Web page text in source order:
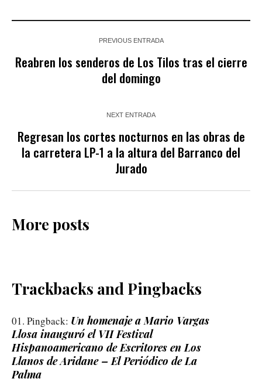
PREVIOUS ENTRADA
Reabren los senderos de Los Tilos tras el cierre
del domingo
NEXT ENTRADA
Regresan los cortes nocturnos en las obras de
la carretera LP-1 a la altura del Barranco del
Jurado
More posts
Trackbacks and Pingbacks
Pingback: Un homenaje a Mario Vargas
Llosa inauguró el VII Festival
Hispanoamericano de Escritores en Los
Llanos de Aridane – El Periódico de La
Palma